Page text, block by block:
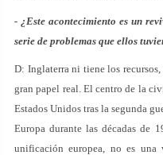
- ¿Este acontecimiento es un
serie de problemas que ellos
D: Inglaterra ni tiene los
gran papel real. El centro de la
Estados Unidos tras la segunda
Europa durante las décadas de
unificación europea, no es